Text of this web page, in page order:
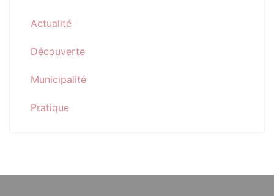
Actualité
Découverte
Municipalité
Pratique